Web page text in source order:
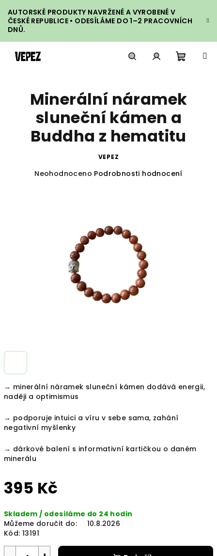
na
obsah
AUTORSKÉ PRODUKTY NAVRŽENÉ A VYROBENÉ V
ČESKÉ REPUBLICE • ODESÍLÁME DO 1–2 PRACOVNÍCH
DNŮ.
košík
→ minerální náramek sluneční kámen dodává energii,
naději a optimismus
→ podporuje intuici a víru v sebe sama, zahání
negativní myšlenky
→ dárkové balení s informativní kartičkou o daném
minerálu
395 Kč
cena:
Skladem / odesíláme do 24 hodin
Můžeme doručit do:
10.8.2026
Kód: 13191
Minerální náramek
sluneční kámen a
Buddha z hematitu
VEPEZ
Průměrné
Neohodnoceno Podrobnosti hodnocení